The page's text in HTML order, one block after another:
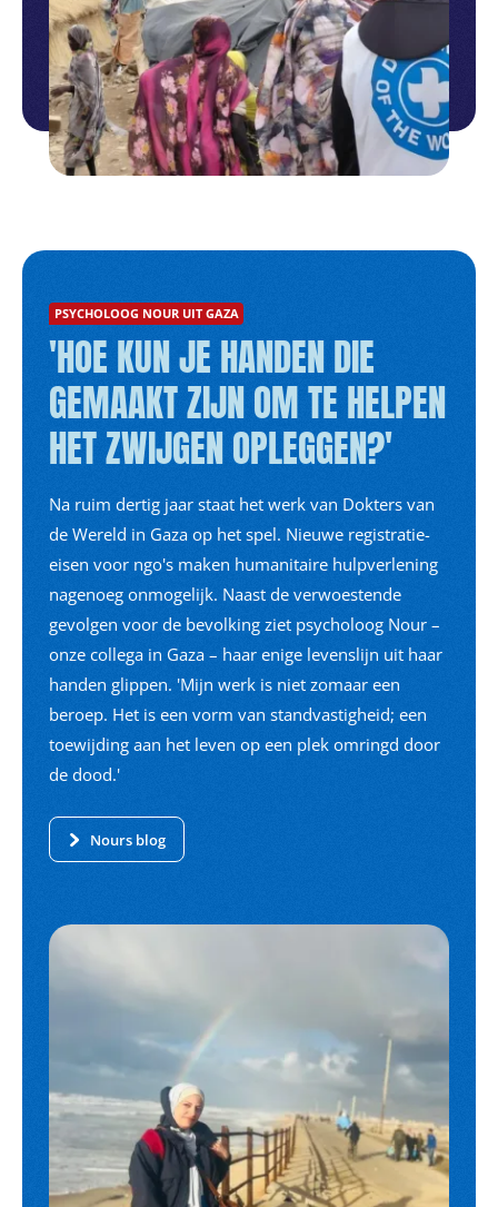
PSYCHOLOOG NOUR UIT GAZA
'HOE KUN JE HANDEN DIE
GEMAAKT ZIJN OM TE HELPEN
HET ZWIJGEN OPLEGGEN?'
Na ruim dertig jaar staat het werk van Dokters van
de Wereld in Gaza op het spel. Nieuwe registratie-
eisen voor ngo's maken humanitaire hulpverlening
nagenoeg onmogelijk. Naast de verwoestende
gevolgen voor de bevolking ziet psycholoog Nour –
onze collega in Gaza – haar enige levenslijn uit haar
handen glippen. 'Mijn werk is niet zomaar een
beroep. Het is een vorm van standvastigheid; een
toewijding aan het leven op een plek omringd door
de dood.'
Nours blog